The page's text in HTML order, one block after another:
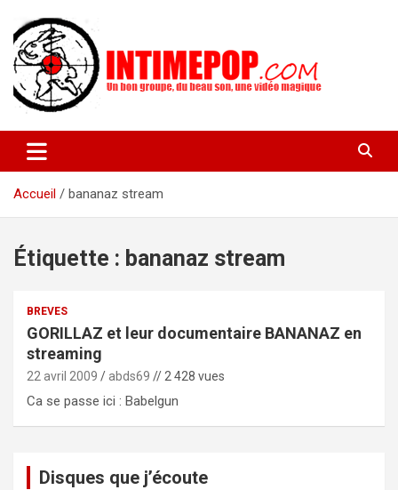
contenu
intimepop.com
actuelles pop rock, post-rock, indé sur Lyon. rock pop concert
lyon
Accueil
bananaz stream
Étiquette : bananaz stream
BREVES
GORILLAZ et leur documentaire BANANAZ en
streaming
22 avril 2009 abds69 // 2 428 vues
Ca se passe ici : Babelgun
Disques que j’écoute